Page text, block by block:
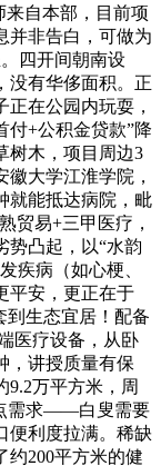
来自本部，目前项
并非告白，可做为
四开间朝南设
没有华侈面积。正
在公园内玩耍，
付+公积金贷款”降
树木，项目周边3
大学江淮学院，
就能抵达病院，毗
贸易+三甲医疗，
势凸起，以“水韵
疾病（如心梗、
平安，更正在于
生态宜居！配备
医疗设备，从卧
，讲授质量有保
9.2万平方米，周
需求——白叟需要
便利度拉满。稀缺
约200平方米的健